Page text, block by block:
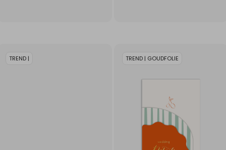
TREND | TREND | GOUDFOLIE